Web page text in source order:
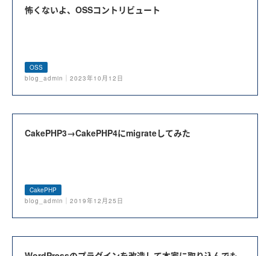
怖くないよ、OSSコントリビュート
OSS
blog_admin｜2023年10月12日
CakePHP3→CakePHP4にmigrateしてみた
CakePHP
blog_admin｜2019年12月25日